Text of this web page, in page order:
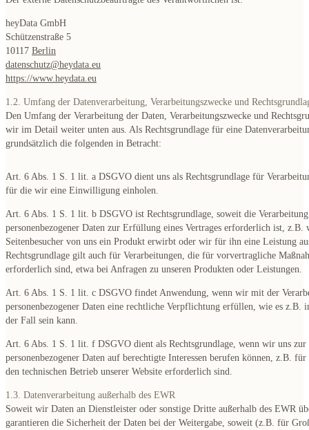
heyData GmbH
Schützenstraße 5
10117 Berlin
datenschutz@heydata.eu
https://www.heydata.eu
1.2. Umfang der Datenverarbeitung, Verarbeitungszwecke und
Den Umfang der Verarbeitung der Daten, Verarbeitungszwecke und
wir im Detail weiter unten aus. Als Rechtsgrundlage für eine
grundsätzlich die folgenden in Betracht:
Art. 6 Abs. 1 S. 1 lit. a DSGVO dient uns als Rechtsgrundlage für
für die wir eine Einwilligung einholen.
Art. 6 Abs. 1 S. 1 lit. b DSGVO ist Rechtsgrundlage, soweit die Verarbeitung
personenbezogener Daten zur Erfüllung eines Vertrages erforderlich ist, z.B.
Seitenbesucher von uns ein Produkt erwirbt oder wir für ihn eine Leistung
Rechtsgrundlage gilt auch für Verarbeitungen, die für vorvertragliche
erforderlich sind, etwa bei Anfragen zu unseren Produkten oder Leistungen.
Art. 6 Abs. 1 S. 1 lit. c DSGVO findet Anwendung, wenn wir mit der
personenbezogener Daten eine rechtliche Verpflichtung erfüllen, wie es z.B.
der Fall sein kann.
Art. 6 Abs. 1 S. 1 lit. f DSGVO dient als Rechtsgrundlage, wenn wir uns zur
personenbezogener Daten auf berechtigte Interessen berufen können, z.B.
den technischen Betrieb unserer Website erforderlich sind.
1.3. Datenverarbeitung außerhalb des EWR
Soweit wir Daten an Dienstleister oder sonstige Dritte außerhalb des EWR
garantieren die Sicherheit der Daten bei der Weitergabe, soweit (z.B. für